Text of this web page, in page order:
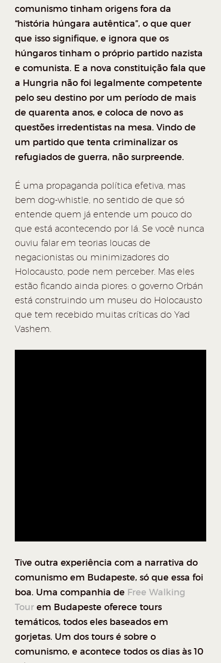
comunismo tinham origens fora da
“história húngara autêntica”, o que quer
que isso signifique, e ignora que os
húngaros tinham o próprio partido nazista
e comunista. E a nova constituição fala que
a Hungria não foi legalmente competente
pelo seu destino por um período de mais
de quarenta anos, e coloca de novo as
questões irredentistas na mesa. Vindo de
um partido que tenta criminalizar os
refugiados de guerra, não surpreende.
É uma propaganda política efetiva, mas
bem dog-whistle, no sentido de que só
entende quem já entende um pouco do
que está acontecendo por lá. Se você nunca
ouviu falar em teorias loucas de
negacionistas ou minimizadores do
Holocausto, pode nem perceber. Mas eles
estão ficando ainda piores: o governo Orbán
está construindo um museu do Holocausto
que tem recebido muitas críticas do Yad
Vashem.
Tive outra experiência com a narrativa do
comunismo em Budapeste, só que essa foi
boa. Uma companhia de Free Walking
Tour em Budapeste oferece tours
temáticos, todos eles baseados em
gorjetas. Um dos tours é sobre o
comunismo, e acontece todos os dias às 10